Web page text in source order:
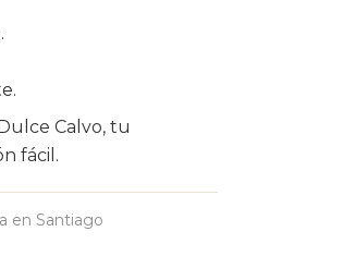
Calvo, tu
fácil.
en Santiago